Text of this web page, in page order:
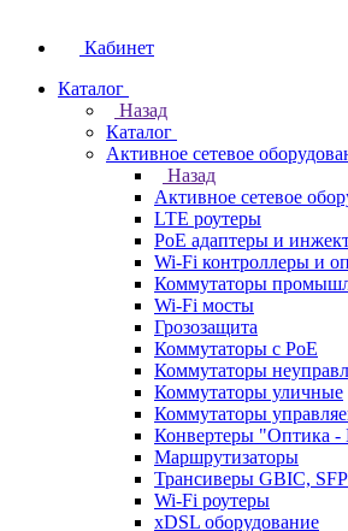
Кабинет
Каталог
Назад
Каталог
Активное сетевое
Назад
Активное сетевое
LTE роутеры
PoE адаптеры и
Wi-Fi контроллеры и
Коммутаторы
Wi-Fi мосты
Грозозащита
Коммутаторы c PoE
Коммутаторы
Коммутаторы уличные
Коммутаторы
Конвертеры "Оптика -
Маршрутизаторы
Трансиверы GBIC,
Wi-Fi роутеры
xDSL оборудование